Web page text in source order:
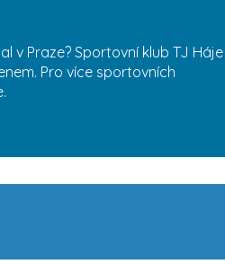
v Praze? Sportovní klub TJ Háje
Pro více sportovních